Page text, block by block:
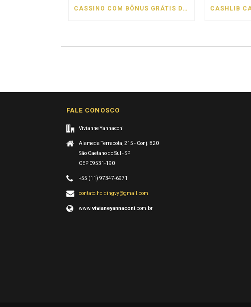
CASSINO COM BÔNUS GRÁTIS DE BOAS VINDAS
FALE CONOSCO
Vivianne Yannaconi
Alameda Terracota, 215 - Conj. 820
São Caetano do Sul - SP
CEP 09531-190
+55 (11) 97347-6971
contato.holdingvy@gmail.com
www.vivianeyannaconi.com.br